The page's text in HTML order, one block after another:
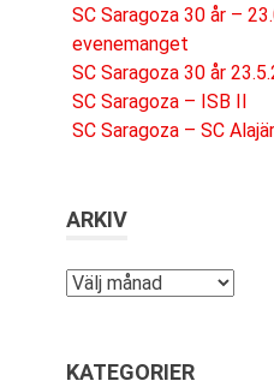
SC Saragoza 30 år –
evenemanget
SC Saragoza 30 år
SC Saragoza – ISB II
SC Saragoza – SC
ARKIV
Arkiv
KATEGORIER